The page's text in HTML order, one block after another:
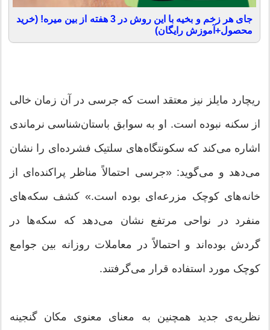
جای هر زخم و بخیه با این روش در 3 هفته از بین میره! (خرید
محصول+آموزش رایگان)
ریچارد مایلز نیز معتقد است که جرسی در آن زمان خالی
از سکنه نبوده است. او به سوابق باستان‌شناسی نرماندی
اشاره می‌کند که سکونتگاه‌های سلتیک فشرده‌ای را نشان
می‌دهد و می‌گوید: «جرسی احتمالاً مناظر پراکنده‌ای از
خانه‌های کوچک مزرعه‌ای بوده است.» کشف سکه‌های
منفرد در نواحی مرتفع نشان می‌دهد که سکه‌ها در
گردش بوده‌اند و احتمالاً در معاملات روزانه بین جوامع
کوچک مورد استفاده قرار می‌گرفتند.
نظریه‌ی جدید همچنین به معنای معنوی مکان گنجینه